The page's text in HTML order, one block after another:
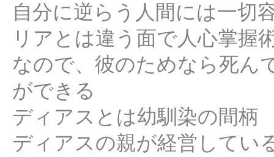
自分に逆らう人間には一切
リアとは違う面で人心掌握
なので、彼のためなら死ん
ができる
ディアスとは幼馴染の間柄
ディアスの親が経営してい